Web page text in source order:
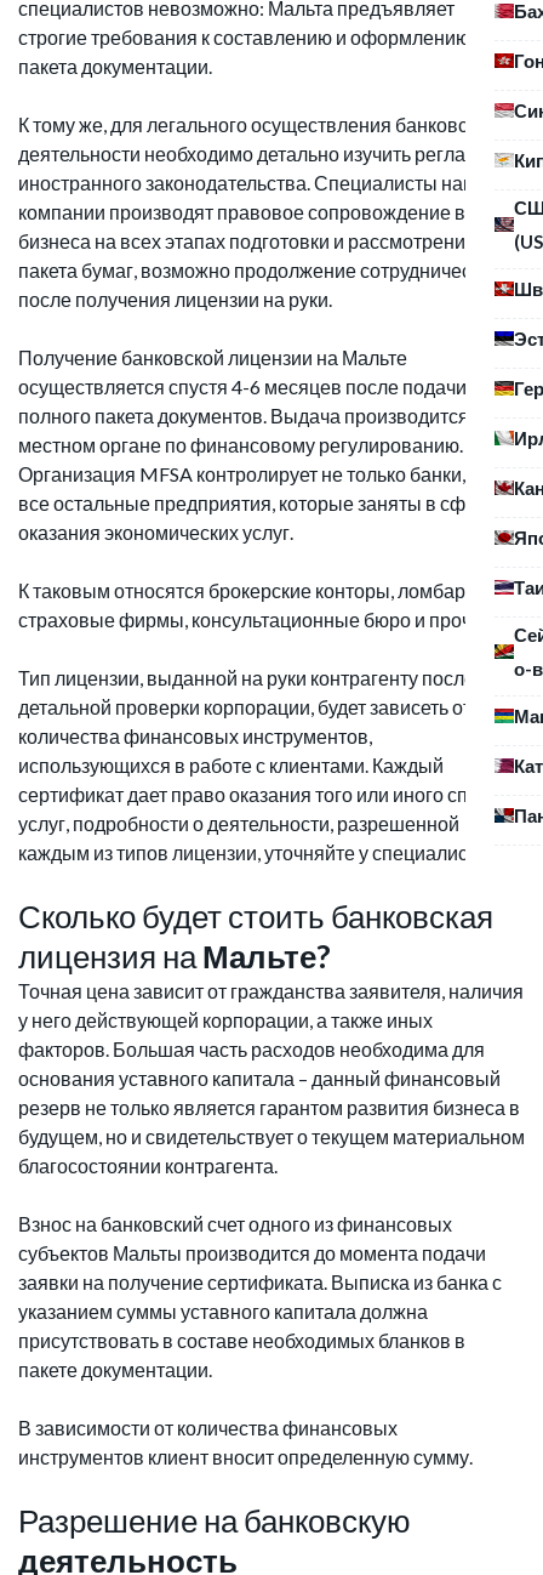
о-
специалистов невозможно: Мальта предъявляет
строгие требования к составлению и оформлению
пакета документации.
К тому же, для легального осуществления банковской
деятельности необходимо детально изучить регламент
иностранного законодательства. Специалисты нашей
компании производят правовое сопровождение вашего
бизнеса на всех этапах подготовки и рассмотрения
пакета бумаг, возможно продолжение сотрудничества
после получения лицензии на руки.
Получение банковской лицензии на Мальте
осуществляется спустя 4-6 месяцев после подачи
полного пакета документов. Выдача производится в
местном органе по финансовому регулированию.
Организация MFSA контролирует не только банки, но и
все остальные предприятия, которые заняты в сфере
оказания экономических услуг.
К таковым относятся брокерские конторы, ломбарды,
страховые фирмы, консультационные бюро и прочие.
Тип лицензии, выданной на руки контрагенту после
детальной проверки корпорации, будет зависеть от
количества финансовых инструментов,
использующихся в работе с клиентами. Каждый
сертификат дает право оказания того или иного списка
услуг, подробности о деятельности, разрешенной
каждым из типов лицензии, уточняйте у специалистов.
Сколько будет стоить банковская
лицензия наМальте?
Точная цена зависит от гражданства заявителя, наличия
у него действующей корпорации, а также иных
факторов. Большая часть расходов необходима для
основания уставного капитала – данный финансовый
резерв не только является гарантом развития бизнеса в
будущем, но и свидетельствует о текущем материальном
благосостоянии контрагента.
Взнос на банковский счет одного из финансовых
субъектов Мальты производится до момента подачи
заявки на получение сертификата. Выписка из банка с
указанием суммы уставного капитала должна
присутствовать в составе необходимых бланков в
пакете документации.
В зависимости от количества финансовых
инструментов клиент вносит определенную сумму.
Разрешение на банковскую
деятельность